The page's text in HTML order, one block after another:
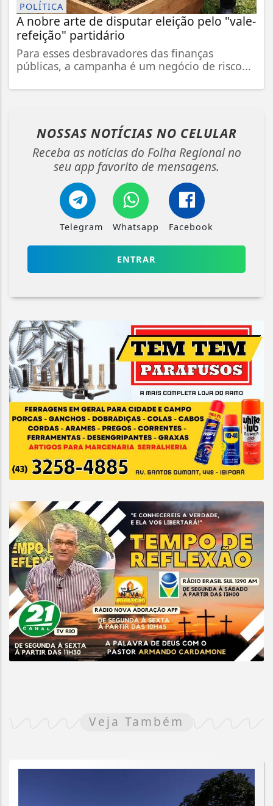
POLÍTICA
A nobre arte de disputar eleição pelo "vale-
refeição" partidário
Para esses desbravadores das finanças
públicas, a campanha é um negócio de risco...
NOSSAS NOTÍCIAS NO CELULAR
Receba as notícias do Folha Regional no
seu app favorito de mensagens.
Telegram Whatsapp Facebook
ENTRAR
Veja Também